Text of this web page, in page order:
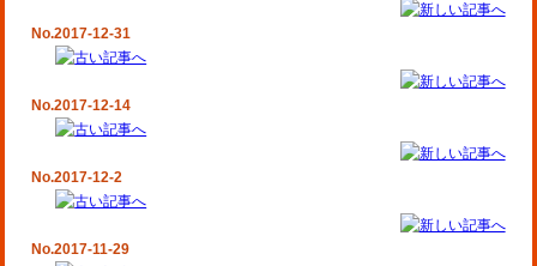
No.2017-12-31
No.2017-12-14
No.2017-12-2
No.2017-11-29